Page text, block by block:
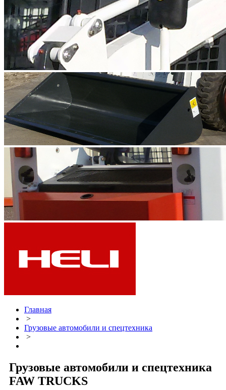
Главная
>
Грузовые автомобили и спецтехника
>
Грузовые автомобили и спецтехника
FAW TRUCKS